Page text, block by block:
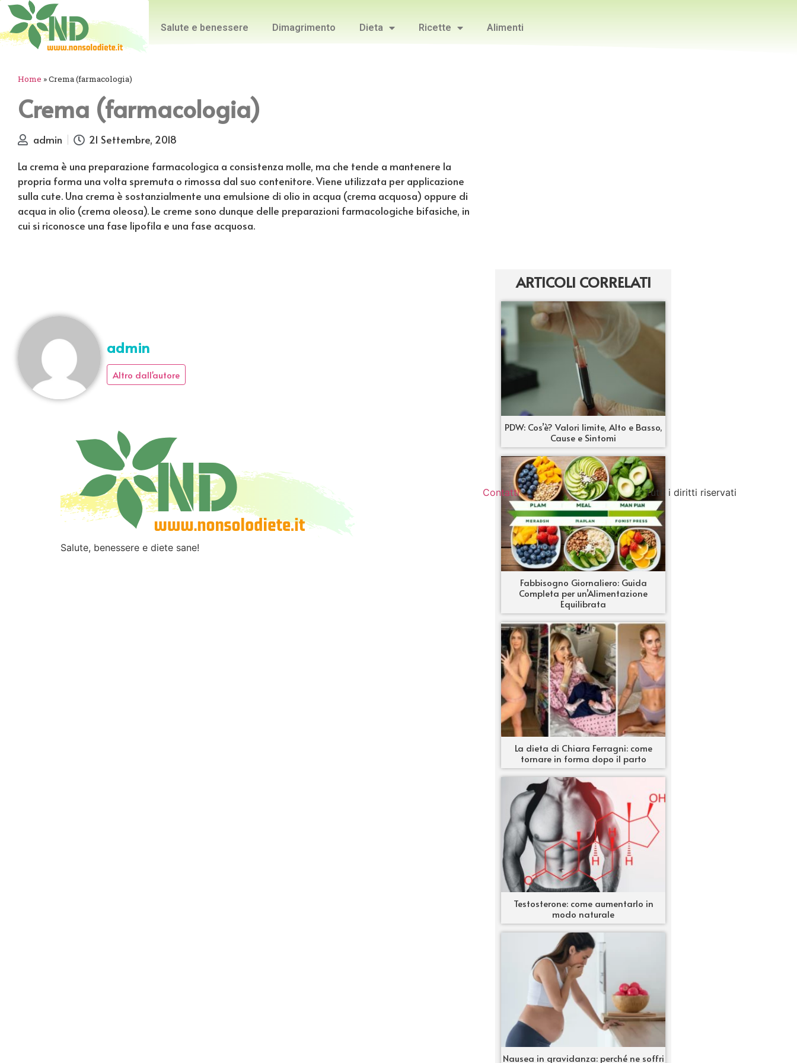
Salute e benessere Dimagrimento Dieta Ricette Alimenti
Home »Crema (farmacologia)
Crema (farmacologia)
admin
21 Settembre, 2018
La crema è una preparazione farmacologica a consistenza molle, ma che tende a mantenere la
propria forma una volta spremuta o rimossa dal suo contenitore. Viene utilizzata per applicazione
sulla cute. Una crema è sostanzialmente una emulsione di olio in acqua (crema acquosa) oppure di
acqua in olio (crema oleosa). Le creme sono dunque delle preparazioni farmacologiche bifasiche, in
cui si riconosce una fase lipofila e una fase acquosa.
admin
Altro dall'autore
ARTICOLI CORRELATI
PDW: Cos’è? Valori limite, Alto e Basso,
Cause e Sintomi
Fabbisogno Giornaliero: Guida
Completa per un’Alimentazione
Equilibrata
La dieta di Chiara Ferragni: come
tornare in forma dopo il parto
Testosterone: come aumentarlo in
modo naturale
Nausea in gravidanza: perché ne soffri
Salute, benessere e diete sane!
Contatti Tutti i diritti riservati